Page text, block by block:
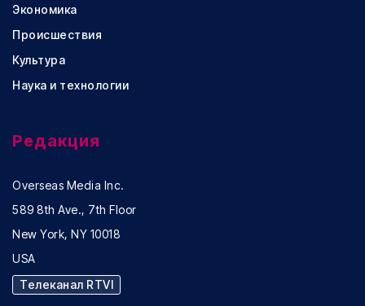
Экономика
Происшествия
Культура
Наука и технологии
Редакция
Overseas Media Inc.
589 8th Ave., 7th Floor
New York, NY 10018
USA
Телеканал RTVI